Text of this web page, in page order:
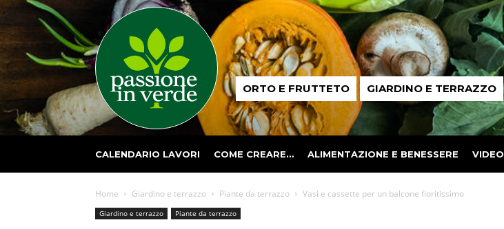
Passione
in ORTO E FRUTTETO GIARDINO E TERRAZZO
CALENDARIO LAVORI COME CREARE… ALIMENTAZIONE E BENESSERE VIDEO
Home Giardino e terrazzo Piante da terrazzo Vasi e cassette per un balcone fioritissimo
Giardino e terrazzo Piante da terrazzo